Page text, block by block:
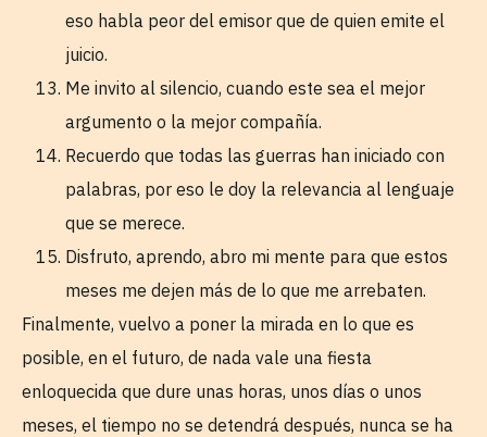
eso habla peor del emisor que de quien emite el
juicio.
Me invito al silencio, cuando este sea el mejor
argumento o la mejor compañía.
Recuerdo que todas las guerras han iniciado con
palabras, por eso le doy la relevancia al lenguaje
que se merece.
Disfruto, aprendo, abro mi mente para que estos
meses me dejen más de lo que me arrebaten.
Finalmente, vuelvo a poner la mirada en lo que es
posible, en el futuro, de nada vale una fiesta
enloquecida que dure unas horas, unos días o unos
meses, el tiempo no se detendrá después, nunca se ha